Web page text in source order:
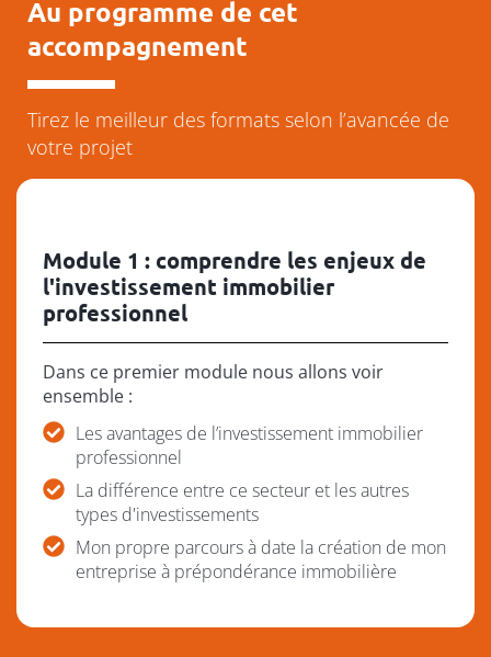
Au programme de cet
accompagnement
Tirez le meilleur des formats selon l’avancée de
votre projet
Module 1 : comprendre les enjeux de
l'investissement immobilier
professionnel
Dans ce premier module nous allons voir
ensemble :
Les avantages de l’investissement immobilier
professionnel
La différence entre ce secteur et les autres
types d'investissements
Mon propre parcours à date la création de mon
entreprise à prépondérance immobilière